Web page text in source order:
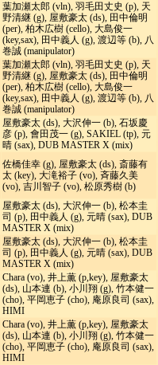
葉加瀬太郎 (vln), 羽毛田丈史 (p), 天
野清継 (g), 屋敷豪太 (ds), 田中倫明
(per), 柏木広樹 (cello), 大島俊一
(key,sax), 田中義人 (g), 渡辺等 (b), 八
巻誠 (manipulator)
葉加瀬太郎 (vln), 羽毛田丈史 (p), 天
野清継 (g), 屋敷豪太 (ds), 田中倫明
(per), 柏木広樹 (cello), 大島俊一
(key,sax), 田中義人 (g), 渡辺等 (b), 八
巻誠 (manipulator)
屋敷豪太 (ds), 大沢伸一 (b), 石坂慶
彦 (p), 會田茂一 (g), SAKIEL (tp), 元
晴 (sax), DUB MASTER X (mix)
佐橋佳幸 (g), 屋敷豪太 (ds), 斎藤有
太 (key), 大滝裕子 (vo), 斉藤久美
(vo), 吉川智子 (vo), 松原秀樹 (b)
屋敷豪太 (ds), 大沢伸一 (b), 松本圭
司 (p), 田中義人 (g), 元晴 (sax), DUB
MASTER X (mix)
屋敷豪太 (ds), 大沢伸一 (b), 松本圭
司 (p), 田中義人 (g), 元晴 (sax), DUB
MASTER X (mix)
Chara (vo), 井上薫 (p,key), 屋敷豪太
(ds), 山本連 (b), 小川翔 (g), 竹本健一
(cho), 平岡恵子 (cho), 庵原良司 (sax),
HIMI
Chara (vo), 井上薫 (p,key), 屋敷豪太
(ds), 山本連 (b), 小川翔 (g), 竹本健一
(cho), 平岡恵子 (cho), 庵原良司 (sax),
HIMI